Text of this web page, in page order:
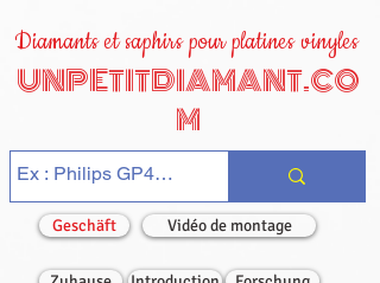
Diamants et saphirs pour platines vinyles
UNPETITDIAMANT.CO
M
Geschäft Vidéo de montage